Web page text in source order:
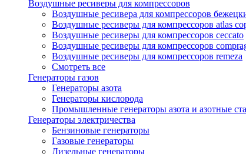
Воздушные ресиверы для компрессоров
Воздушные ресивера для компрессоров
Воздушные ресиверы для компрессоров atlas
Воздушные ресиверы для компрессоров ceccato
Воздушные ресиверы для компрессоров
Воздушные ресиверы для компрессоров remeza
Смотреть все
Генераторы газов
Генераторы азота
Генераторы кислорода
Промышленные генераторы азота и азотные
Генераторы электричества
Бензиновые генераторы
Газовые генераторы
Дизельные генераторы